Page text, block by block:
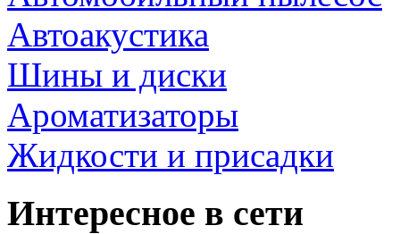
Автоакустика
Шины и диски
Ароматизаторы
Жидкости и присадки
Интересное в сети